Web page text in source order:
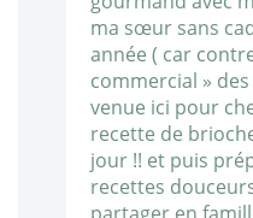
ma sœur sans
année ( car
commercial »
venue ici pour
recette de
jour !! et puis
recettes